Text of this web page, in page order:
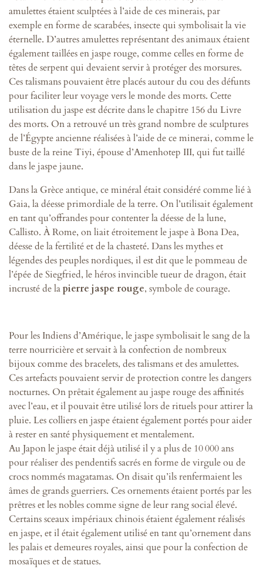
amulettes étaient sculptées à l’aide de ces minerais, par
exemple en forme de scarabées, insecte qui symbolisait la vie
éternelle. D’autres amulettes représentant des animaux étaient
également taillées en jaspe rouge, comme celles en forme de
têtes de serpent qui devaient servir à protéger des morsures.
Ces talismans pouvaient être placés autour du cou des défunts
pour faciliter leur voyage vers le monde des morts. Cette
utilisation du jaspe est décrite dans le chapitre 156 du Livre
des morts. On a retrouvé un très grand nombre de sculptures
de l’Égypte ancienne réalisées à l’aide de ce minerai, comme le
buste de la reine Tiyi, épouse d’Amenhotep III, qui fut taillé
dans le jaspe jaune.
Dans la Grèce antique, ce minéral était considéré comme lié à
Gaia, la déesse primordiale de la terre. On l’utilisait également
en tant qu’offrandes pour contenter la déesse de la lune,
Callisto. À Rome, on liait étroitement le jaspe à Bona Dea,
déesse de la fertilité et de la chasteté. Dans les mythes et
légendes des peuples nordiques, il est dit que le pommeau de
l’épée de Siegfried, le héros invincible tueur de dragon, était
incrusté de lapierre jaspe rouge, symbole de courage.
Pour les Indiens d’Amérique, le jaspe symbolisait le sang de la
terre nourricière et servait à la confection de nombreux
bijoux comme des bracelets, des talismans et des amulettes.
Ces artefacts pouvaient servir de protection contre les dangers
nocturnes. On prêtait également au jaspe rouge des affinités
avec l’eau, et il pouvait être utilisé lors de rituels pour attirer la
pluie. Les colliers en jaspe étaient également portés pour aider
à rester en santé physiquement et mentalement.
Au Japon le jaspe était déjà utilisé il y a plus de 10 000 ans
pour réaliser des pendentifs sacrés en forme de virgule ou de
crocs nommés magatamas. On disait qu’ils renfermaient les
âmes de grands guerriers. Ces ornements étaient portés par les
prêtres et les nobles comme signe de leur rang social élevé.
Certains sceaux impériaux chinois étaient également réalisés
en jaspe, et il était également utilisé en tant qu’ornement dans
les palais et demeures royales, ainsi que pour la confection de
mosaïques et de statues.